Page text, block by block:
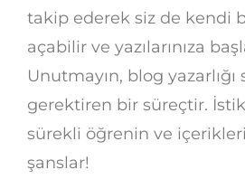
takip ederek siz de kendi
açabilir ve yazılarınıza
Unutmayın, blog yazarlığı
gerektiren bir süreçtir.
sürekli öğrenin ve
şanslar!